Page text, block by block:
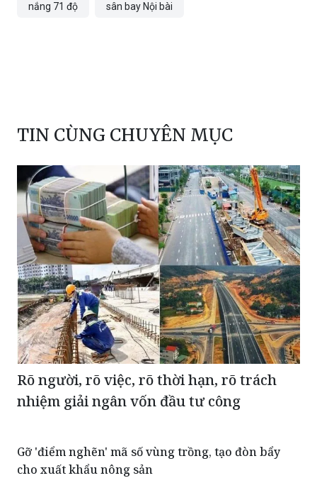
nắng 71 độ sân bay Nội bài
TIN CÙNG CHUYÊN MỤC
Rõ người, rõ việc, rõ thời hạn, rõ trách
nhiệm giải ngân vốn đầu tư công
Gỡ 'điểm nghẽn' mã số vùng trồng, tạo đòn bẩy
cho xuất khẩu nông sản